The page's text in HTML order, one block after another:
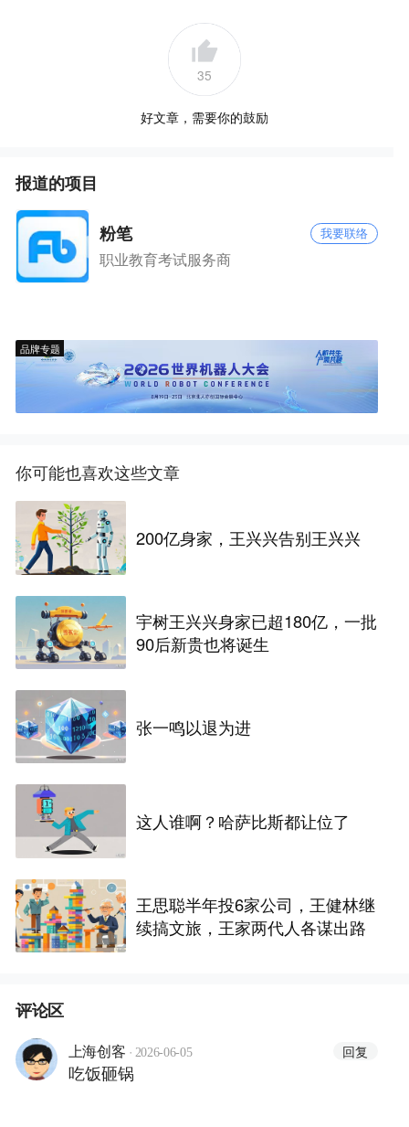
35
好文章，需要你的鼓励
报道的项目
粉笔 我要联络
职业教育考试服务商
品牌专题
你可能也喜欢这些文章
200亿身家，王兴兴告别王兴兴
宇树王兴兴身家已超180亿，一批
90后新贵也将诞生
张一鸣以退为进
这人谁啊？哈萨比斯都让位了
王思聪半年投6家公司，王健林继
续搞文旅，王家两代人各谋出路
评论区
上海创客 · 2026-06-05 回复
吃饭砸锅